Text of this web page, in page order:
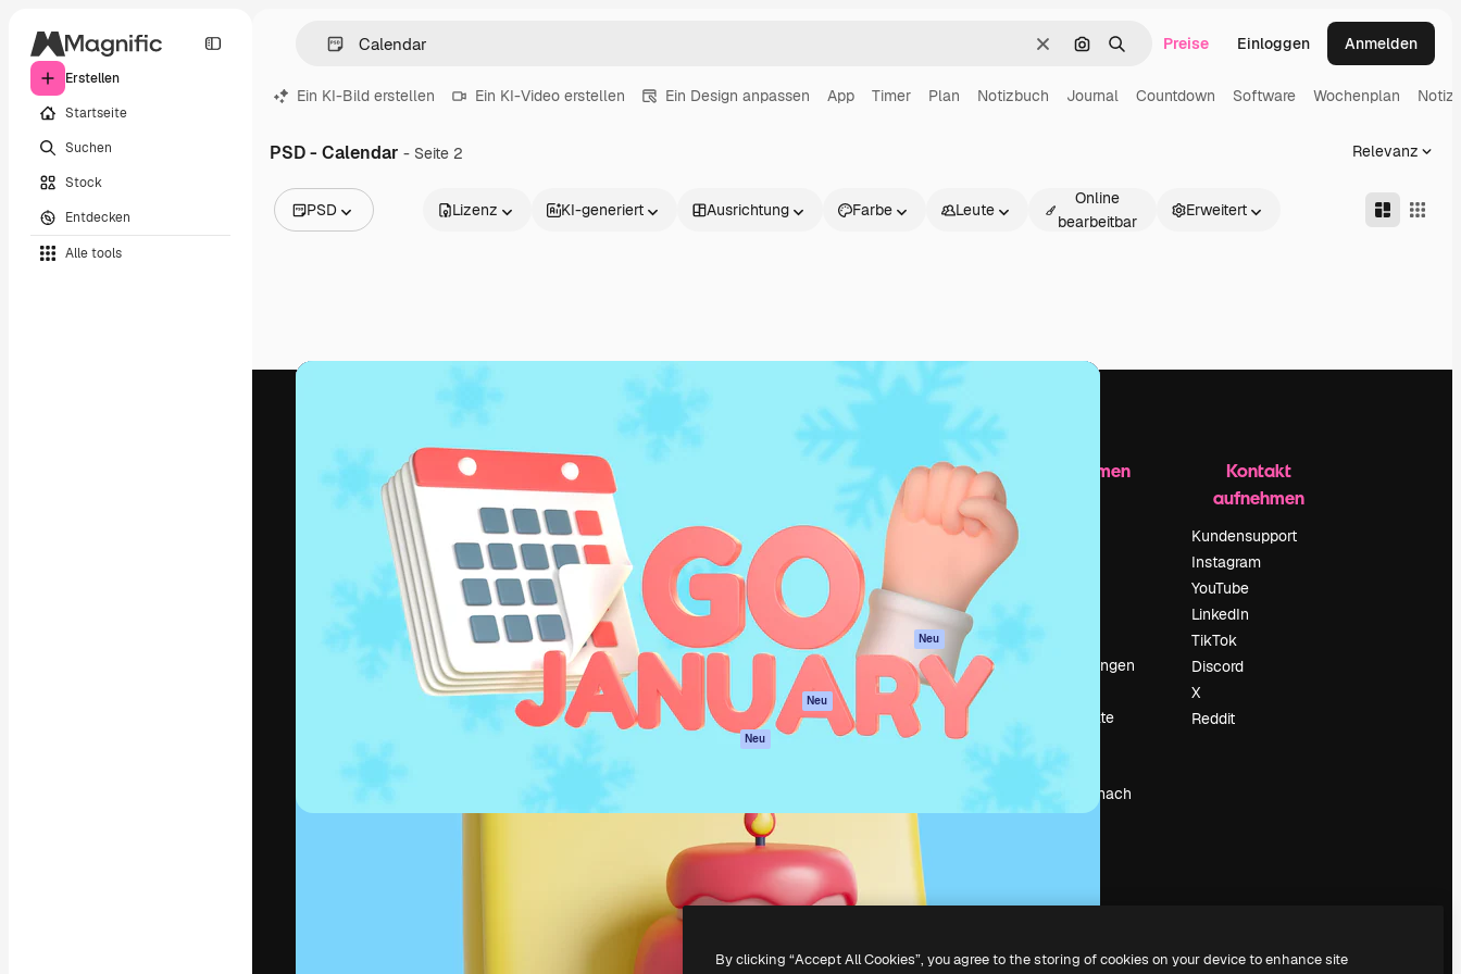
Erstellen
Startseite
Suchen
Stock
Entdecken
Alle tools
LöschenNach Bild suchen
SuchenPreise Einloggen Anmelden
Ein KI-Bild erstellen Ein KI-Video erstellen Ein Design anpassen App Timer Plan Notizbuch Journal Countdown Software Wochenplan
PSD - Calendar - Seite 2 Relevanz
PSD
Videos
3D-Modelle
Lizenz KI-generiert Ausrichtung Farbe Leute
Online
bearbeitbar
Erweitert
Die kreative Plattform, um deine beste
Arbeit zu verwirklichen. Mehr als 1 Million
Abonnenten unter Kreativen, Unternehmen,
Agenturen und Studios.
Deutsch
KI-Assistent
KI-Bildgenerator
KI-Videogenerator
KI-
Stimmengenerator
Stock-Inhalte
Claude/ChatGPT
Neu
Agenten Neu
Alle Magnific-Tools
Loslegen
Academy
Dokumentation
Support
AGB
Datenschutzerklärung
Originale
Neu
Cookie-Richtlinie
Vertrauenszentrum
Partner
Unternehmen
Unternehmen
Veranstaltungen
Deine Inhalte
Pressesaal
Suchst du nach
magnific.ai
Kontakt
aufnehmen
Kundensupport
Instagram
YouTube
LinkedIn
TikTok
Discord
X
Reddit
Freepik Company S.L.U. Alle Rechte vorbehalten
By clicking “Accept All Cookies”, you agree to the storing of cookies on your device to enhance site